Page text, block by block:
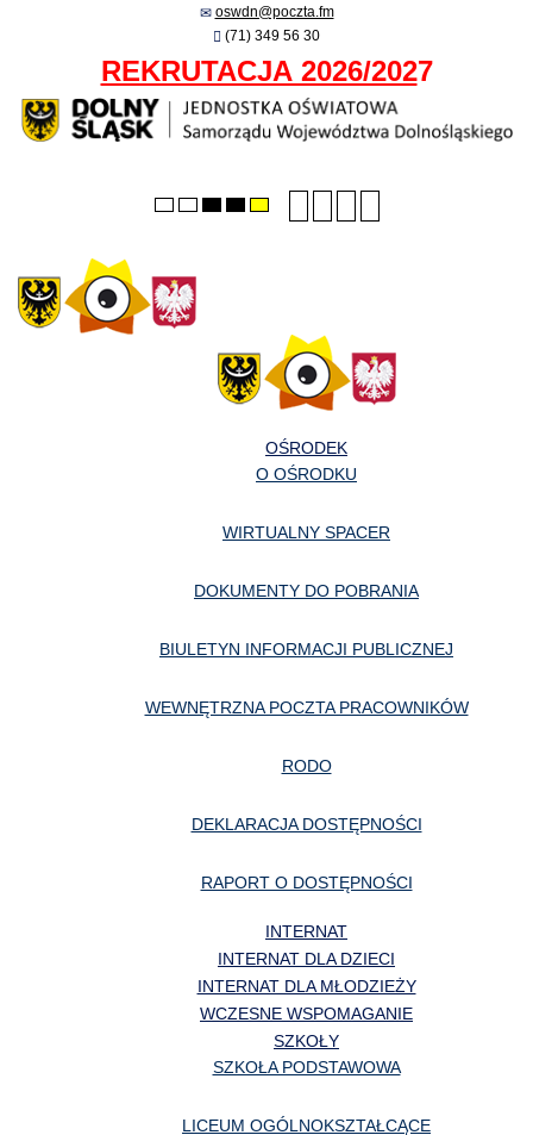
oswdn@poczta.fm
(71) 349 56 30
REKRUTACJA 2026/2027
Default
NightHighHighHigh
fontfont
font
OŚRODEK
O OŚRODKU
WIRTUALNY SPACER
DOKUMENTY DO POBRANIA
BIULETYN INFORMACJI PUBLICZNEJ
WEWNĘTRZNA POCZTA PRACOWNIKÓW
RODO
DEKLARACJA DOSTĘPNOŚCI
RAPORT O DOSTĘPNOŚCI
INTERNAT
INTERNAT DLA DZIECI
INTERNAT DLA MŁODZIEŻY
WCZESNE WSPOMAGANIE
SZKOŁY
SZKOŁA PODSTAWOWA
LICEUM OGÓLNOKSZTAŁCĄCE